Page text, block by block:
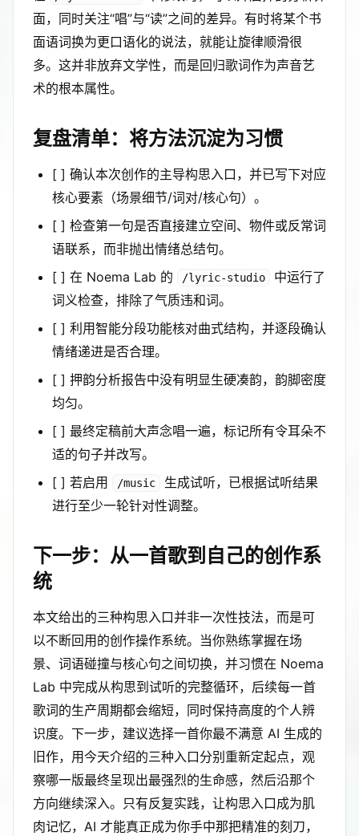
面，同时关注“唱”与“读”之间的差异。有时将某个书
面语词换为更口语化的说法，就能让旋律顺滑很
多。这并非放弃文学性，而是回归歌词作为声音艺
术的根本属性。
复盘清单：将方法沉淀为习惯
[ ] 确认本次创作的主导构思入口，并已写下对应
核心要素（场景细节/词对/核心句）。
[ ] 检查第一句是否直接建立空间、物件或反常词
语联系，而非抛出情绪总结句。
[ ] 在 Noema Lab 的
/lyric-studio
中运行了
词义检查，排除了气质违和词。
[ ] 利用智能分段功能核对曲式结构，并逐段确认
情绪递进是否合理。
[ ] 押韵分析报告中没有明显生硬凑韵，韵脚密度
均匀。
[ ] 最终定稿前大声念唱一遍，标记所有令耳朵不
适的句子并改写。
[ ] 若启用
/music
生成试听，已根据试听结果
进行至少一轮针对性调整。
下一步：从一首歌到自己的创作系
统
本文给出的三种构思入口并非一次性技法，而是可
以不断回用的创作操作系统。当你熟练掌握在场
景、词语碰撞与核心句之间切换，并习惯在 Noema
Lab 中完成从构思到试听的完整循环，后续每一首
歌词的生产周期都会缩短，同时保持高度的个人辨
识度。下一步，建议选择一首你最不满意 AI 生成的
旧作，用今天介绍的三种入口分别重新定起点，观
察哪一版最终呈现出最强烈的生命感，然后沿那个
方向继续深入。只有反复实践，让构思入口成为肌
肉记忆，AI 才能真正成为你手中那把精准的刻刀，